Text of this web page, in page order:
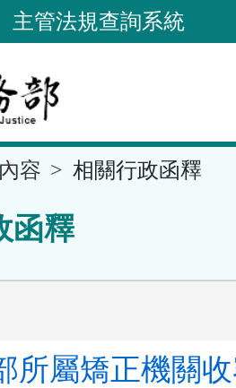
主管法規查詢系統
容 相關行政函釋
函釋
所屬矯正機關